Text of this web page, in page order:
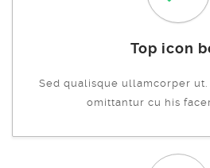
Top icon
Sed qualisque ullamcorper ut.
omittantur cu his